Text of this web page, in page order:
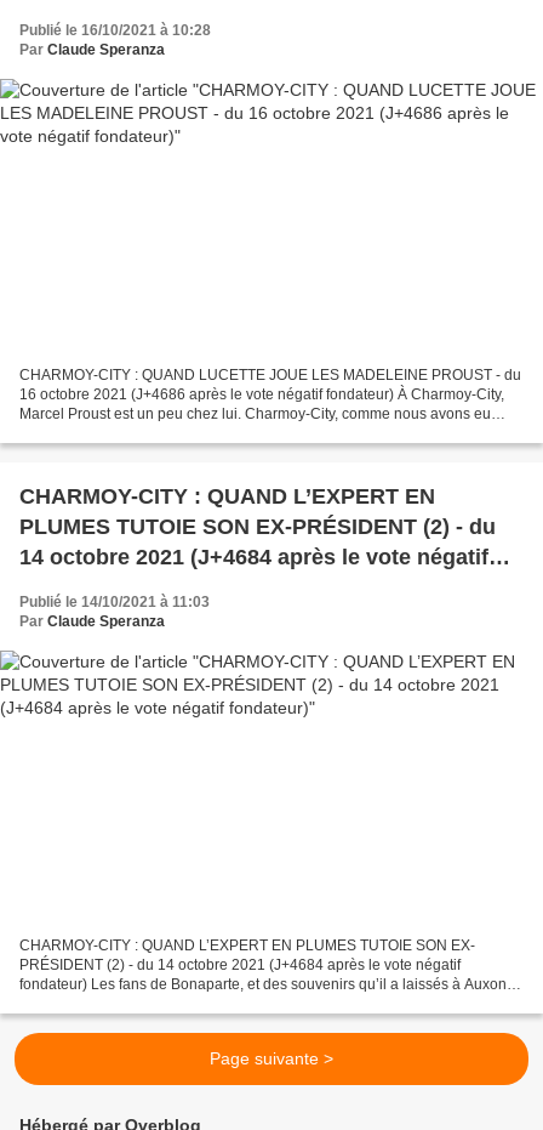
Publié le 16/10/2021 à 10:28
Par Claude Speranza
CHARMOY-CITY : QUAND LUCETTE JOUE LES MADELEINE PROUST - du
16 octobre 2021 (J+4686 après le vote négatif fondateur) À Charmoy-City,
Marcel Proust est un peu chez lui. Charmoy-City, comme nous avons eu
CHARMOY-CITY : QUAND L’EXPERT EN
PLUMES TUTOIE SON EX-PRÉSIDENT (2) - du
14 octobre 2021 (J+4684 après le vote négatif
Publié le 14/10/2021 à 11:03
Par Claude Speranza
CHARMOY-CITY : QUAND L’EXPERT EN PLUMES TUTOIE SON EX-
PRÉSIDENT (2) - du 14 octobre 2021 (J+4684 après le vote négatif
fondateur) Les fans de Bonaparte, et des souvenirs qu’il a laissés à Auxonne
Page suivante >
Hébergé par Overblog